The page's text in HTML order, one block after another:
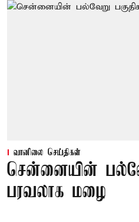
வானிலை செய்திகள்
சென்னையின்
பரவலாக மழை